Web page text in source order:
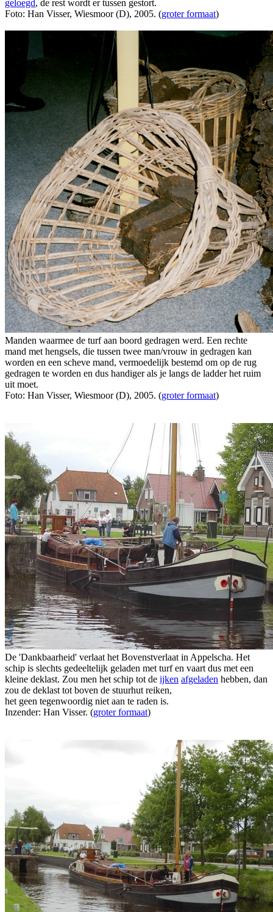
geloegd, de rest wordt er tussen gestort.
Foto: Han Visser, Wiesmoor (D), 2005. (groter formaat)
Manden waarmee de turf aan boord gedragen werd. Een rechte
mand met hengsels, die tussen twee man/vrouw in gedragen kan
worden en een scheve mand, vermoedelijk bestemd om op de rug
gedragen te worden en dus handiger als je langs de ladder het ruim
uit moet.
Foto: Han Visser, Wiesmoor (D), 2005. (groter formaat)
De 'Dankbaarheid' verlaat het Bovenstverlaat in Appelscha. Het
schip is slechts gedeeltelijk geladen met turf en vaart dus met een
kleine deklast. Zou men het schip tot de ijken afgeladen hebben, dan
zou de deklast tot boven de stuurhut reiken,
het geen tegenwoordig niet aan te raden is.
Inzender: Han Visser. (groter formaat)